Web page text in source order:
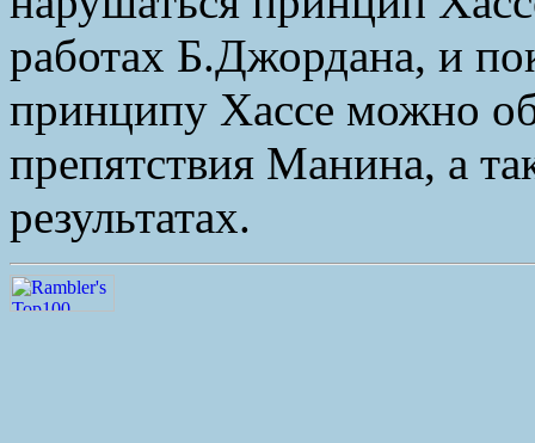
работах Б.Джордана, и
принципу Хассе можно
препятствия Манина, а
результатах.